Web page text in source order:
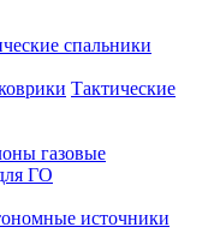
спальники
Тактические
газовые
ГО
источники